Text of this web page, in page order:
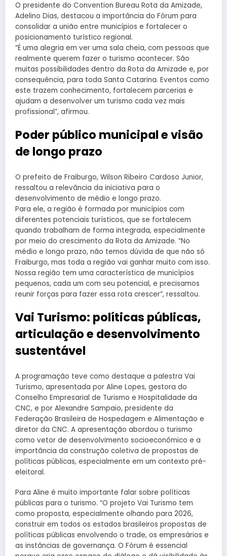
O presidente do Convention Bureau Rota da Amizade,
Adelino Dias, destacou a importância do Fórum para
consolidar a união entre municípios e fortalecer o
posicionamento turístico regional.
“É uma alegria em ver uma sala cheia, com pessoas que
realmente querem fazer o turismo acontecer. São
muitas possibilidades dentro da Rota da Amizade e, por
consequência, para toda Santa Catarina. Eventos como
este trazem conhecimento, fortalecem parcerias e
ajudam a desenvolver um turismo cada vez mais
profissional”, afirmou.
Poder público municipal e visão
de longo prazo
O prefeito de Fraiburgo, Wilson Ribeiro Cardoso Junior,
ressaltou a relevância da iniciativa para o
desenvolvimento de médio e longo prazo.
Para ele, a região é formada por municípios com
diferentes potenciais turísticos, que se fortalecem
quando trabalham de forma integrada, especialmente
por meio do crescimento da Rota da Amizade. “No
médio e longo prazo, não temos dúvida de que não só
Fraiburgo, mas toda a região vai ganhar muito com isso.
Nossa região tem uma característica de municípios
pequenos, cada um com seu potencial, e precisamos
reunir forças para fazer essa rota crescer”, ressaltou.
Vai Turismo: políticas públicas,
articulação e desenvolvimento
sustentável
A programação teve como destaque a palestra Vai
Turismo, apresentada por Aline Lopes, gestora do
Conselho Empresarial de Turismo e Hospitalidade da
CNC, e por Alexandre Sampaio, presidente da
Federação Brasileira de Hospedagem e Alimentação e
diretor da CNC. A apresentação abordou o turismo
como vetor de desenvolvimento socioeconômico e a
importância da construção coletiva de propostas de
políticas públicas, especialmente em um contexto pré-
eleitoral.
Para Aline é muito importante falar sobre políticas
públicas para o turismo. “O projeto Vai Turismo tem
como proposta, especialmente olhando para 2026,
construir em todos os estados brasileiros propostas de
políticas públicas envolvendo o trade, os empresários e
as instâncias de governança. O Fórum é essencial